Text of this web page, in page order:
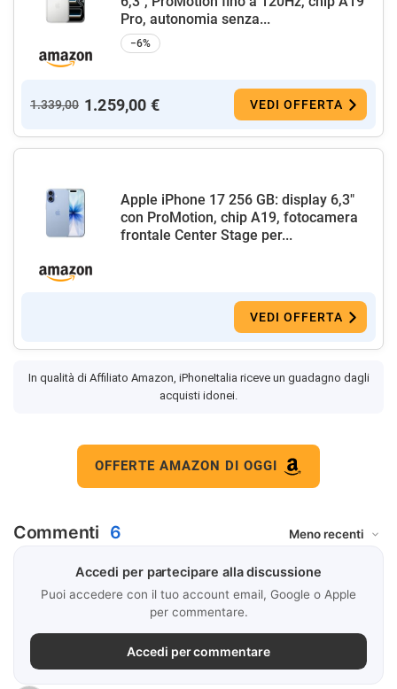
Pro, autonomia senza...
−6%
1.339,00 1.259,00 € VEDI OFFERTA
Apple iPhone 17 256 GB: display 6,3"
con ProMotion, chip A19, fotocamera
frontale Center Stage per...
VEDI OFFERTA
In qualità di Affiliato Amazon, iPhoneItalia riceve un guadagno dagli
acquisti idonei.
OFFERTE AMAZON DI OGGI
Commenti 6
Accedi per partecipare alla discussione
Puoi accedere con il tuo account email, Google o Apple
per commentare.
Accedi per commentare